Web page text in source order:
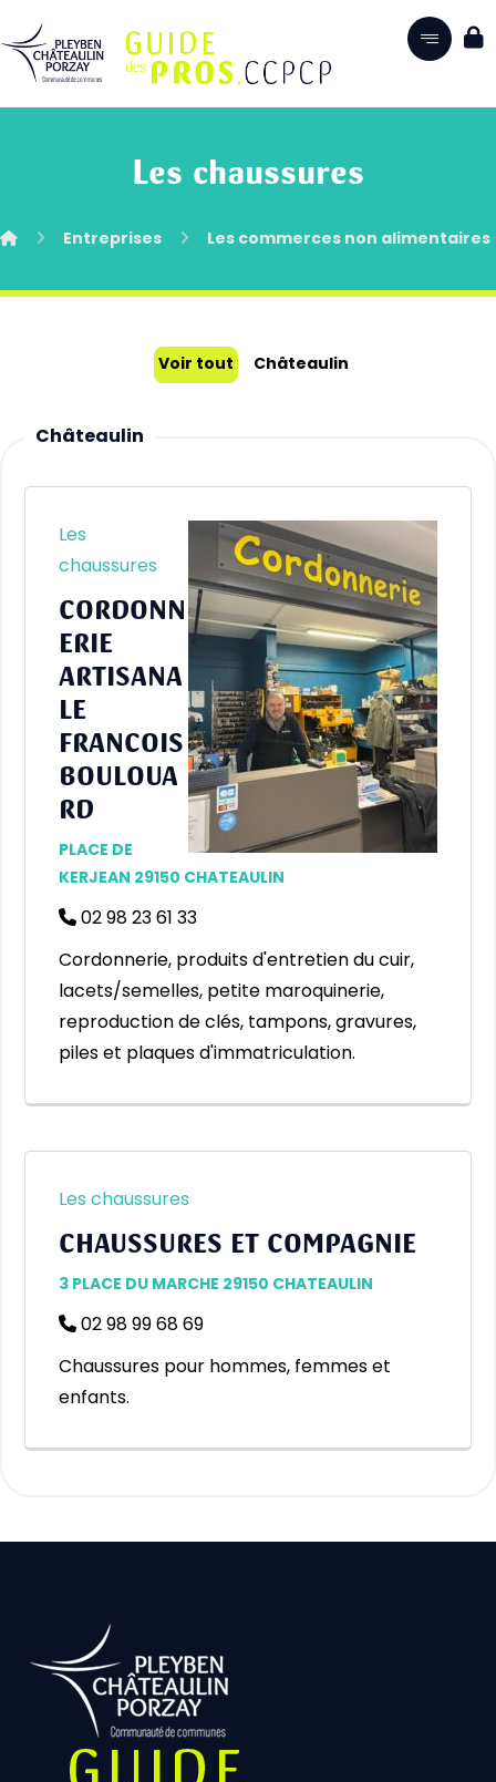
Les chaussures
Entreprises Les commerces non alimentaires
Voir tout Châteaulin
Châteaulin
Les
chaussures
CORDONN
ERIE
ARTISANA
LE
FRANCOIS
BOULOUA
RD
PLACE DE
KERJEAN 29150 CHATEAULIN
02 98 23 61 33
Cordonnerie, produits d'entretien du cuir,
lacets/semelles, petite maroquinerie,
reproduction de clés, tampons, gravures,
piles et plaques d'immatriculation.
Les chaussures
CHAUSSURES ET COMPAGNIE
3 PLACE DU MARCHE 29150 CHATEAULIN
02 98 99 68 69
Chaussures pour hommes, femmes et
enfants.